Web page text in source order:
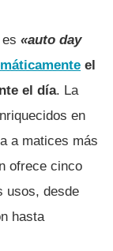
«auto day
el
el día. La
en
a matices más
ofrece cinco
usos, desde
hasta